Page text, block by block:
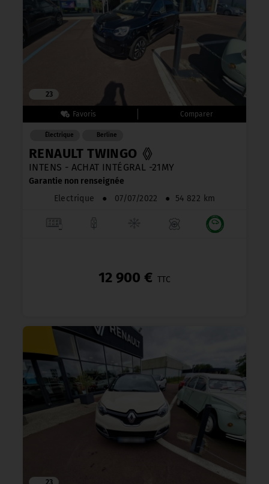
23
Électrique Berline
RENAULT TWINGO
INTENS - ACHAT INTÉGRAL -21MY
Garantie non renseignée
Electrique
● 07/07/2022 ● 54 822 km
12 900 € TTC
23